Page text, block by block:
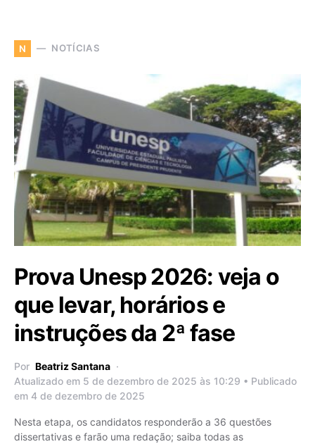
N NOTÍCIAS
Prova Unesp 2026: veja o
que levar, horários e
instruções da 2ª fase
Por Beatriz Santana
Atualizado em 5 de dezembro de 2025 às 10:29 • Publicado
em 4 de dezembro de 2025
Nesta etapa, os candidatos responderão a 36 questões
dissertativas e farão uma redação; saiba todas as